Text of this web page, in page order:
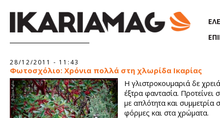
28/12/2011 - 11:43
Φωτοσχόλιο: Χρόνια πολλά στη χλωρίδα Ικαρίας
Η γλιστροκουμαριά δε
έξτρα φαντασία. Προτείνει
με απλότητα και συμμετρία
φόρμες και στα χρώματα.